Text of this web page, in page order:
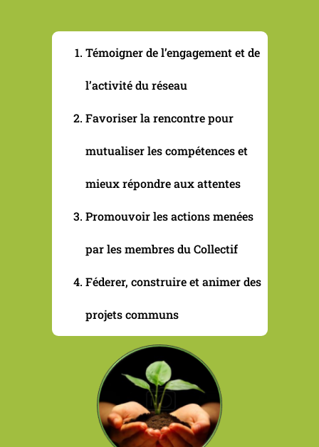
Témoigner de l’engagement et de
l’activité du réseau
Favoriser la rencontre pour
mutualiser les compétences et
mieux répondre aux attentes
Promouvoir les actions menées
par les membres du Collectif
Féderer, construire et animer des
projets communs